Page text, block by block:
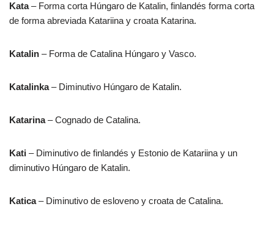
Kata– Forma corta Húngaro de Katalin, finlandés forma corta
de forma abreviada Katariina y croata Katarina.
Katalin – Forma de Catalina Húngaro y Vasco.
Katalinka– Diminutivo Húngaro de Katalin.
Katarina– Cognado de Catalina.
Kati – Diminutivo de finlandés y Estonio de Katariina y un
diminutivo Húngaro de Katalin.
Katica– Diminutivo de esloveno y croata de Catalina.